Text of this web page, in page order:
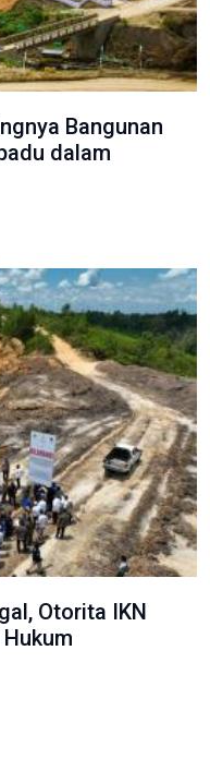
Bangunan
dalam
Otorita IKN